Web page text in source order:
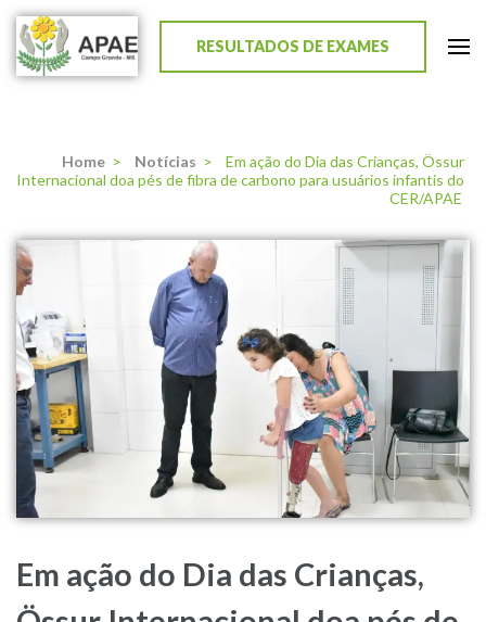
APAE de Campo Grande
RESULTADOS DE EXAMES
Home > Notícias >
Em ação do Dia das Crianças, Össur
Internacional doa pés de fibra de carbono para usuários infantis do
CER/APAE
Em ação do Dia das Crianças,